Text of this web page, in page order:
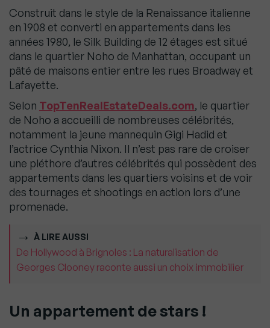
Construit dans le style de la Renaissance italienne
en 1908 et converti en appartements dans les
années 1980, le Silk Building de 12 étages est situé
dans le quartier Noho de Manhattan, occupant un
pâté de maisons entier entre les rues Broadway et
Lafayette.
Selon TopTenRealEstateDeals.com, le quartier
de Noho a accueilli de nombreuses célébrités,
notamment la jeune mannequin Gigi Hadid et
l’actrice Cynthia Nixon. Il n’est pas rare de croiser
une pléthore d’autres célébrités qui possèdent des
appartements dans les quartiers voisins et de voir
des tournages et shootings en action lors d’une
promenade.
À LIRE AUSSI
De Hollywood à Brignoles : La naturalisation de
Georges Clooney raconte aussi un choix immobilier
Un appartement de stars !